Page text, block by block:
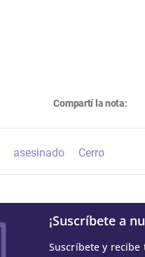
Compartí la nota:
asesinado Cerro
¡Suscríbete a
Suscríbete y